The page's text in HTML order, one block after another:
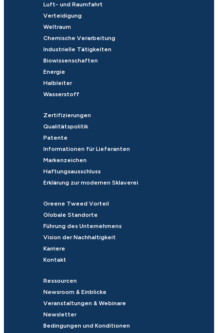
Luft- und Raumfahrt
Verteidigung
Weltraum
Chemische Verarbeitung
Industrielle Tätigkeiten
Biowissenschaften
Energie
Halbleiter
Wasserstoff
Zertifizierungen
Qualitätspolitik
Patente
Informationen für Lieferanten
Markenzeichen
Haftungsausschluss
Erklärung zur modernen Sklaverei
Greene Tweed Vorteil
Globale Standorte
Führung des Unternehmens
Vision der Nachhaltigkeit
Karriere
Kontakt
Ressourcen
Newsroom & Einblicke
Veranstaltungen & Webinare
Newsletter
Bedingungen und Konditionen